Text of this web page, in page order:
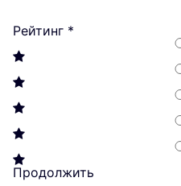
Рейтинг *
Продолжить